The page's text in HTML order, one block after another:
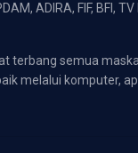
ADIRA, FIF,
terbang semua
melalui komputer,